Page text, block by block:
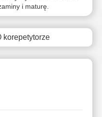
i maturę.
korepetytorze
Brak
Brak
dostępnych
terminów
dostępnych
terminów